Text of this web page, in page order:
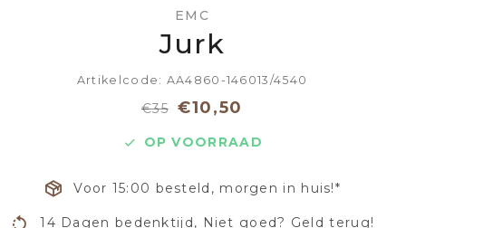
EMC
Jurk
Artikelcode: AA4860-146013/4540
€35 €10,50
OP VOORRAAD
Voor 15:00 besteld, morgen in huis!*
14 Dagen bedenktijd, Niet goed? Geld terug!